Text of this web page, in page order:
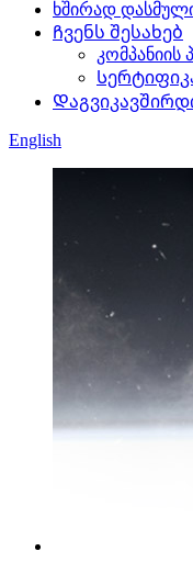
ხშირად
Ჩვენს შესახებ
English